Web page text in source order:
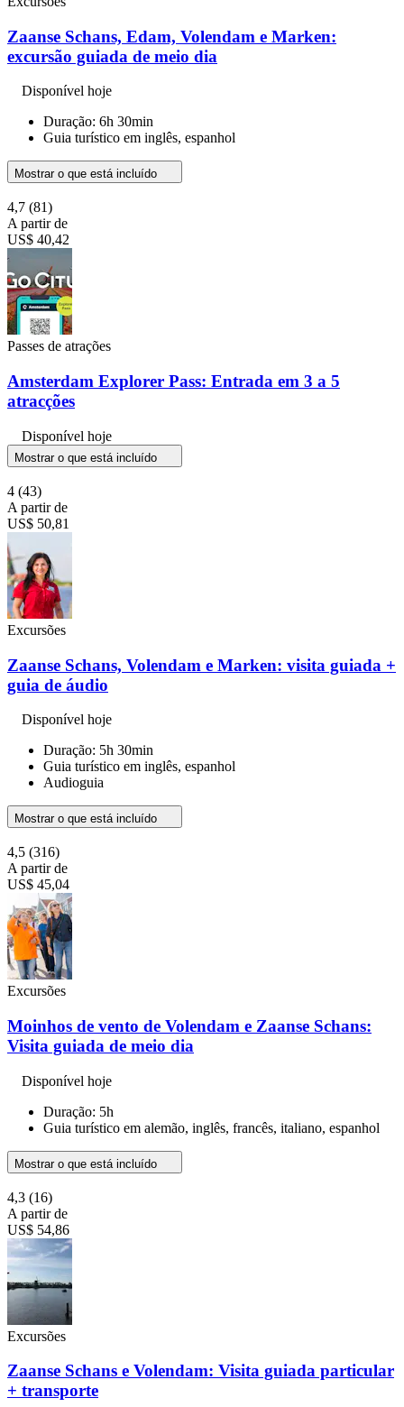
Zaanse Schans, Edam, Volendam e Marken:
excursão guiada de meio dia
Disponível hoje
Duração: 6h 30min
Guia turístico em inglês, espanhol
Mostrar o que está incluído
4,7 (81)
A partir de
US$ 40,42
Passes de atrações
Amsterdam Explorer Pass: Entrada em 3 a 5
atracções
Disponível hoje
Mostrar o que está incluído
4 (43)
A partir de
US$ 50,81
Excursões
Zaanse Schans, Volendam e Marken: visita guiada +
guia de áudio
Disponível hoje
Duração: 5h 30min
Guia turístico em inglês, espanhol
Audioguia
Mostrar o que está incluído
4,5 (316)
A partir de
US$ 45,04
Excursões
Moinhos de vento de Volendam e Zaanse Schans:
Visita guiada de meio dia
Disponível hoje
Duração: 5h
Guia turístico em alemão, inglês, francês, italiano, espanhol
Mostrar o que está incluído
4,3 (16)
A partir de
US$ 54,86
Excursões
Zaanse Schans e Volendam: Visita guiada particular
+ transporte